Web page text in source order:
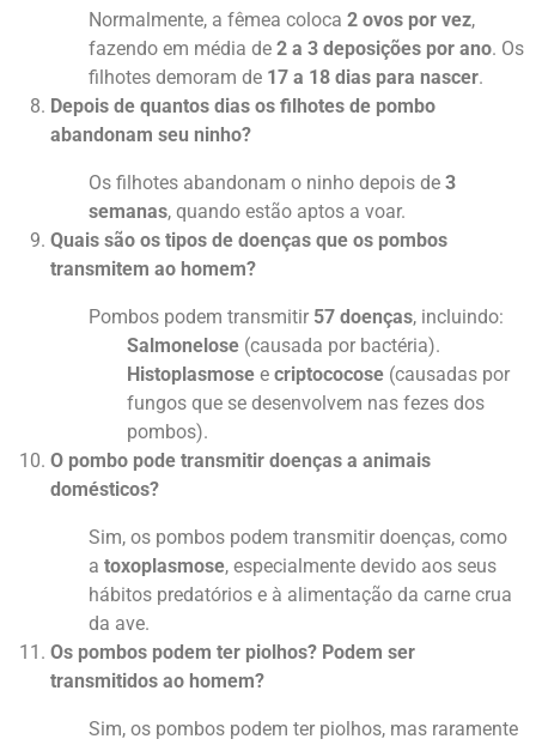
Normalmente, a fêmea coloca 2 ovos por vez,
fazendo em média de 2 a 3 deposições por ano. Os
filhotes demoram de 17 a 18 dias para nascer.
Depois de quantos dias os filhotes de pombo
abandonam seu ninho?
Os filhotes abandonam o ninho depois de 3
semanas, quando estão aptos a voar.
Quais são os tipos de doenças que os pombos
transmitem ao homem?
Pombos podem transmitir 57 doenças, incluindo:
Salmonelose (causada por bactéria).
Histoplasmose e criptococose (causadas por
fungos que se desenvolvem nas fezes dos
pombos).
O pombo pode transmitir doenças a animais
domésticos?
Sim, os pombos podem transmitir doenças, como
a toxoplasmose, especialmente devido aos seus
hábitos predatórios e à alimentação da carne crua
da ave.
Os pombos podem ter piolhos? Podem ser
transmitidos ao homem?
Sim, os pombos podem ter piolhos, mas raramente